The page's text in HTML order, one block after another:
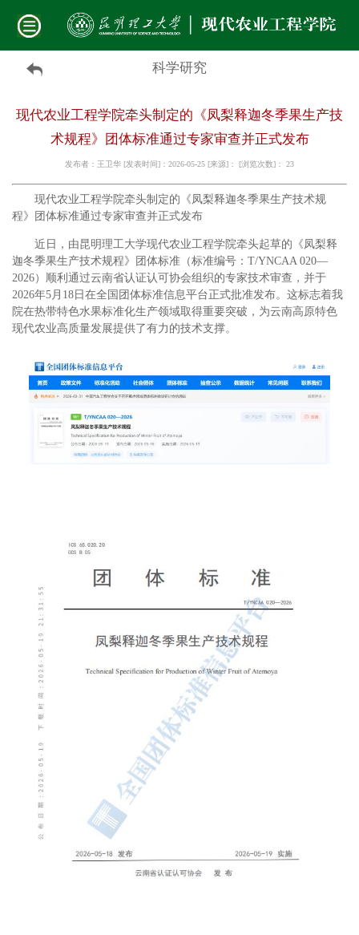
科学研究
现代农业工程学院牵头制定的《凤梨释迦冬季果生产技
术规程》团体标准通过专家审查并正式发布
发布者：王卫华 [发表时间]：2026-05-25 [来源]： [浏览次数]： 23
现代农业工程学院牵头制定的《凤梨释迦冬季果生产技术规
程》团体标准通过专家审查并正式发布
近日，由昆明理工大学现代农业工程学院牵头起草的《凤梨释
迦冬季果生产技术规程》团体标准（标准编号：T/YNCAA 020—
2026）顺利通过云南省认证认可协会组织的专家技术审查，并于
2026年5月18日在全国团体标准信息平台正式批准发布。这标志着我
院在热带特色水果标准化生产领域取得重要突破，为云南高原特色
现代农业高质量发展提供了有力的技术支撑。